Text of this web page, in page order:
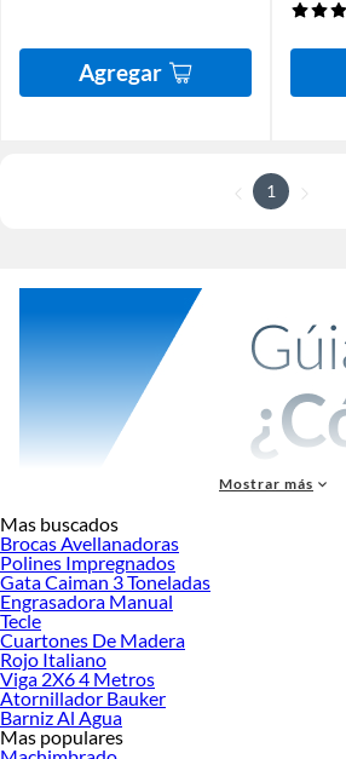
Agregar
1
Las gubias y formones son herramientas esenciales
Las gubias tienen hojas curvas, ideales para tallar y
Los formones cuentan con hojas planas y rectas,
precisión, rebajes y ensambles en carpintería.
Tipos de gubias
Gubias curvas:Para tallado artístico y
Gubias planas:
Gubias para xilografía:
Mostrar más
Mas buscados
Brocas Avellanadoras
Polines Impregnados
Gata Caiman 3 Toneladas
Engrasadora Manual
Tecle
Cuartones De Madera
Rojo Italiano
Viga 2X6 4 Metros
Atornillador Bauker
Barniz Al Agua
Mas populares